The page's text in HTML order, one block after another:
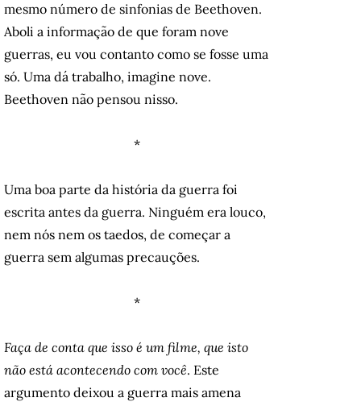
mesmo número de sinfonias de Beethoven.
Aboli a informação de que foram nove
guerras, eu vou contanto como se fosse uma
só. Uma dá trabalho, imagine nove.
Beethoven não pensou nisso.
*
Uma boa parte da história da guerra foi
escrita antes da guerra. Ninguém era louco,
nem nós nem os taedos, de começar a
guerra sem algumas precauções.
*
Faça de conta que isso é um filme, que isto
não está acontecendo com você. Este
argumento deixou a guerra mais amena